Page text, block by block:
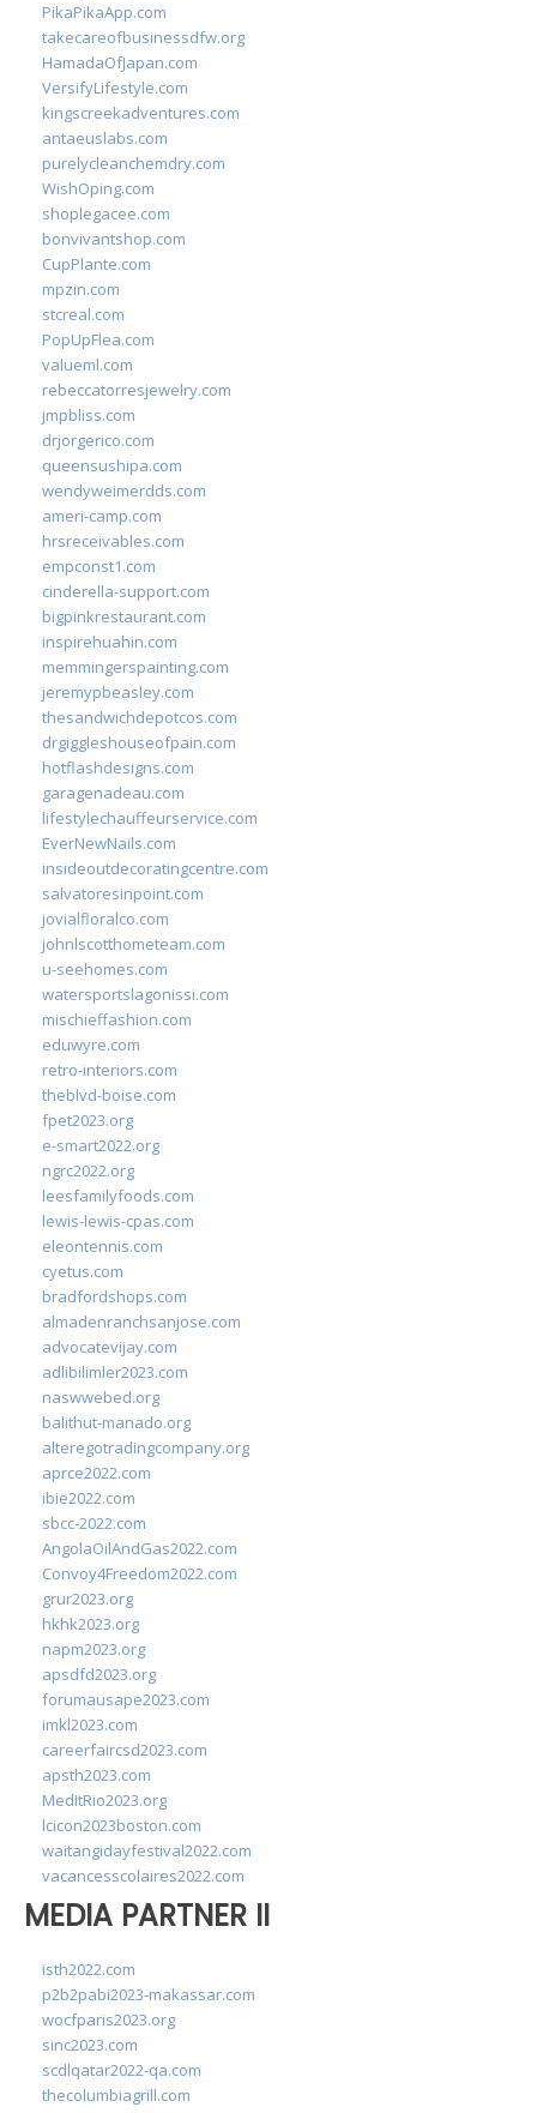
PikaPikaApp.com
takecareofbusinessdfw.org
HamadaOfJapan.com
VersifyLifestyle.com
kingscreekadventures.com
antaeuslabs.com
purelycleanchemdry.com
WishOping.com
shoplegacee.com
bonvivantshop.com
CupPlante.com
mpzin.com
stcreal.com
PopUpFlea.com
valueml.com
rebeccatorresjewelry.com
jmpbliss.com
drjorgerico.com
queensushipa.com
wendyweimerdds.com
ameri-camp.com
hrsreceivables.com
empconst1.com
cinderella-support.com
bigpinkrestaurant.com
inspirehuahin.com
memmingerspainting.com
jeremypbeasley.com
thesandwichdepotcos.com
drgiggleshouseofpain.com
hotflashdesigns.com
garagenadeau.com
lifestylechauffeurservice.com
EverNewNails.com
insideoutdecoratingcentre.com
salvatoresinpoint.com
jovialfloralco.com
johnlscotthometeam.com
u-seehomes.com
watersportslagonissi.com
mischieffashion.com
eduwyre.com
retro-interiors.com
theblvd-boise.com
fpet2023.org
e-smart2022.org
ngrc2022.org
leesfamilyfoods.com
lewis-lewis-cpas.com
eleontennis.com
cyetus.com
bradfordshops.com
almadenranchsanjose.com
advocatevijay.com
adlibilimler2023.com
naswwebed.org
balithut-manado.org
alteregotradingcompany.org
aprce2022.com
ibie2022.com
sbcc-2022.com
AngolaOilAndGas2022.com
Convoy4Freedom2022.com
grur2023.org
hkhk2023.org
napm2023.org
apsdfd2023.org
forumausape2023.com
imkl2023.com
careerfaircsd2023.com
apsth2023.com
MedItRio2023.org
lcicon2023boston.com
waitangidayfestival2022.com
vacancesscolaires2022.com
MEDIA PARTNER II
isth2022.com
p2b2pabi2023-makassar.com
wocfparis2023.org
sinc2023.com
scdlqatar2022-qa.com
thecolumbiagrill.com